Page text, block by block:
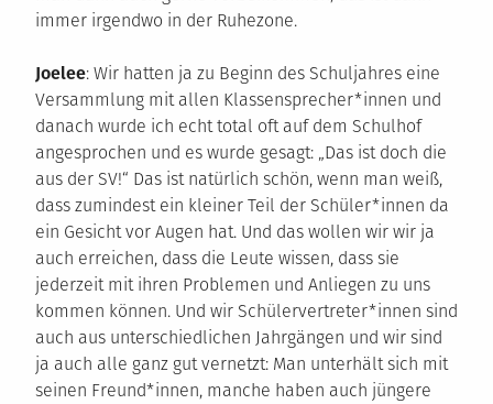
immer irgendwo in der Ruhezone.
Joelee: Wir hatten ja zu Beginn des Schuljahres eine
Versammlung mit allen Klassensprecher*innen und
danach wurde ich echt total oft auf dem Schulhof
angesprochen und es wurde gesagt: „Das ist doch die
aus der SV!“ Das ist natürlich schön, wenn man weiß,
dass zumindest ein kleiner Teil der Schüler*innen da
ein Gesicht vor Augen hat. Und das wollen wir wir ja
auch erreichen, dass die Leute wissen, dass sie
jederzeit mit ihren Problemen und Anliegen zu uns
kommen können. Und wir Schülervertreter*innen sind
auch aus unterschiedlichen Jahrgängen und wir sind
ja auch alle ganz gut vernetzt: Man unterhält sich mit
seinen Freund*innen, manche haben auch jüngere